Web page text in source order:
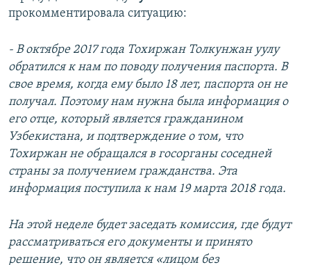
прокомментировала ситуацию:
- В октябре 2017 года Тохиржан Толкунжан уулу
обратился к нам по поводу получения паспорта. В
свое время, когда ему было 18 лет, паспорта он не
получал. Поэтому нам нужна была информация о
его отце, который является гражданином
Узбекистана, и подтверждение о том, что
Тохиржан не обращался в госорганы соседней
страны за получением гражданства. Эта
информация поступила к нам 19 марта 2018 года.
На этой неделе будет заседать комиссия, где будут
рассматриваться его документы и принято
решение, что он является «лицом без